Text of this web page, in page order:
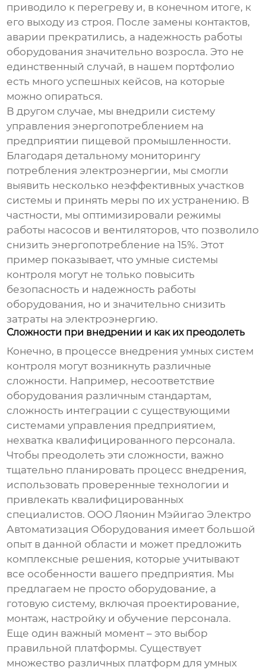
приводило к перегреву и, в конечном итоге, к
его выходу из строя. После замены контактов,
аварии прекратились, а надежность работы
оборудования значительно возросла. Это не
единственный случай, в нашем портфолио
есть много успешных кейсов, на которые
можно опираться.
В другом случае, мы внедрили систему
управления энергопотреблением на
предприятии пищевой промышленности.
Благодаря детальному мониторингу
потребления электроэнергии, мы смогли
выявить несколько неэффективных участков
системы и принять меры по их устранению. В
частности, мы оптимизировали режимы
работы насосов и вентиляторов, что позволило
снизить энергопотребление на 15%. Этот
пример показывает, чтоумные системы
контроля могут не только повысить
безопасность и надежность работы
оборудования, но и значительно снизить
затраты на электроэнергию.
Сложности при внедрении и как их преодолеть
Конечно, в процессе внедренияумных систем
контроля могут возникнуть различные
сложности. Например, несоответствие
оборудования различным стандартам,
сложность интеграции с существующими
системами управления предприятием,
нехватка квалифицированного персонала.
Чтобы преодолеть эти сложности, важно
тщательно планировать процесс внедрения,
использовать проверенные технологии и
привлекать квалифицированных
специалистов. ООО Ляонин Мэйигао Электро
Автоматизация Оборудования имеет большой
опыт в данной области и может предложить
комплексные решения, которые учитывают
все особенности вашего предприятия. Мы
предлагаем не просто оборудование, а
готовую систему, включая проектирование,
монтаж, настройку и обучение персонала.
Еще один важный момент – это выбор
правильной платформы. Существует
множество различных платформ дляумных